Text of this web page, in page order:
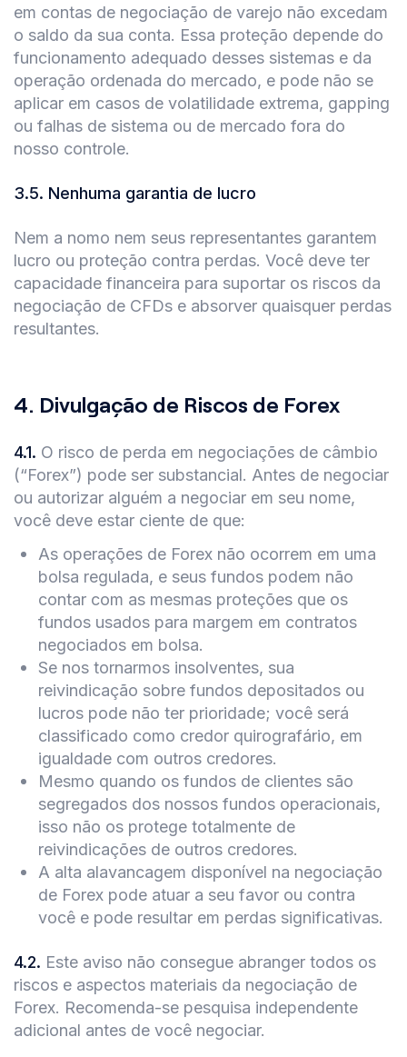
em contas de negociação de varejo não excedam
o saldo da sua conta. Essa proteção depende do
funcionamento adequado desses sistemas e da
operação ordenada do mercado, e pode não se
aplicar em casos de volatilidade extrema, gapping
ou falhas de sistema ou de mercado fora do
nosso controle.
3.5. Nenhuma garantia de lucro
Nem a nomo nem seus representantes garantem
lucro ou proteção contra perdas. Você deve ter
capacidade financeira para suportar os riscos da
negociação de CFDs e absorver quaisquer perdas
resultantes.
4. Divulgação de Riscos de Forex
4.1. O risco de perda em negociações de câmbio
(“Forex”) pode ser substancial. Antes de negociar
ou autorizar alguém a negociar em seu nome,
você deve estar ciente de que:
As operações de Forex não ocorrem em uma
bolsa regulada, e seus fundos podem não
contar com as mesmas proteções que os
fundos usados para margem em contratos
negociados em bolsa.
Se nos tornarmos insolventes, sua
reivindicação sobre fundos depositados ou
lucros pode não ter prioridade; você será
classificado como credor quirografário, em
igualdade com outros credores.
Mesmo quando os fundos de clientes são
segregados dos nossos fundos operacionais,
isso não os protege totalmente de
reivindicações de outros credores.
A alta alavancagem disponível na negociação
de Forex pode atuar a seu favor ou contra
você e pode resultar em perdas significativas.
4.2. Este aviso não consegue abranger todos os
riscos e aspectos materiais da negociação de
Forex. Recomenda-se pesquisa independente
adicional antes de você negociar.